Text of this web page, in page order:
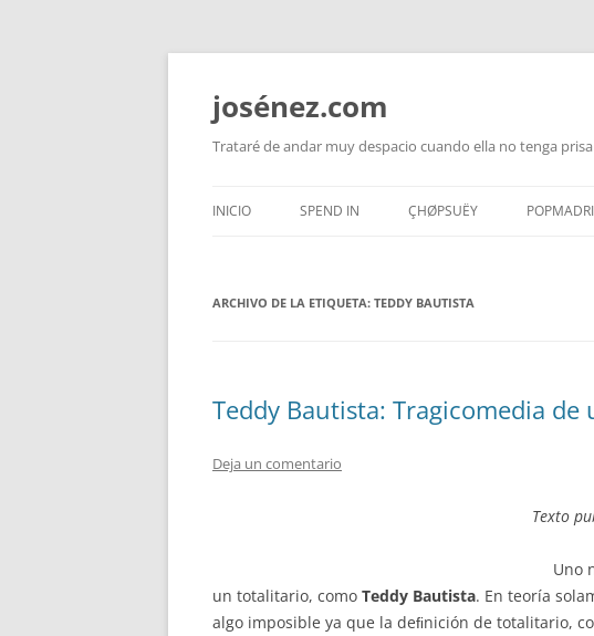
josénez.com
Trataré de andar muy despacio cuando ella no tenga prisa
INICIO SPEND IN ÇHØPSUËY
ARCHIVO DE LA ETIQUETA: TEDDY BAUTISTA
Teddy Bautista: Tragicomedia de
Deja un comentario
Texto
Uno
un totalitario, como Teddy Bautista. En teoría
algo imposible ya que la deﬁnición de totalitario,